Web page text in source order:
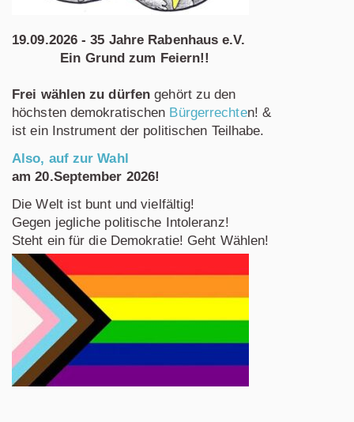
19.09.2026 - 35 Jahre Rabenhaus e.V.
Ein Grund zum Feiern!!
Frei wählen zu dürfen gehört zu den
höchsten demokratischen Bürgerrechten! &
ist ein Instrument der politischen Teilhabe.
Also, auf zur Wahl
am 20.September 2026!
Die Welt ist bunt und vielfältig!
Gegen jegliche politische Intoleranz!
Steht ein für die Demokratie! Geht Wählen!